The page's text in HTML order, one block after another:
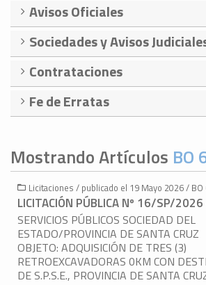
Avisos Oficiales
Sociedades y Avisos
Contrataciones
Fe de Erratas
Mostrando Artículos BO
Licitaciones / publicado el 19 Mayo 2026 / BO
LICITACIÓN PÚBLICA Nº 16/SP/
SERVICIOS PÚBLICOS SOCIEDAD DEL
ESTADO/PROVINCIA DE SANTA CRUZ
OBJETO: ADQUISICIÓN DE TRES (3)
RETROEXCAVADORAS 0KM CON
DE S.P.S.E., PROVINCIA DE SANTA